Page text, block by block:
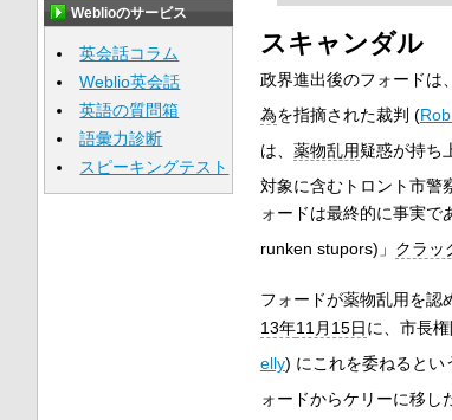
スキャンダル
政界進出後のフォードは
為を指摘された裁判 (
は、 薬物乱用疑惑が持ち
対象に含むトロント市警
ォードは最終的に事実
runken stupors)」 クラッ
フォードが薬物乱用を認
13年11月15日に、市長
elly) にこれを委ねるとい
ォードからケリーに移し
Weblioのサービス
英会話コラム
Weblio英会話
英語の質問箱
語彙力診断
スピーキングテスト